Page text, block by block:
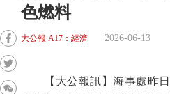
色燃料
大公報 A17：經濟 2026-06-13
【大公報訊】海事處昨日